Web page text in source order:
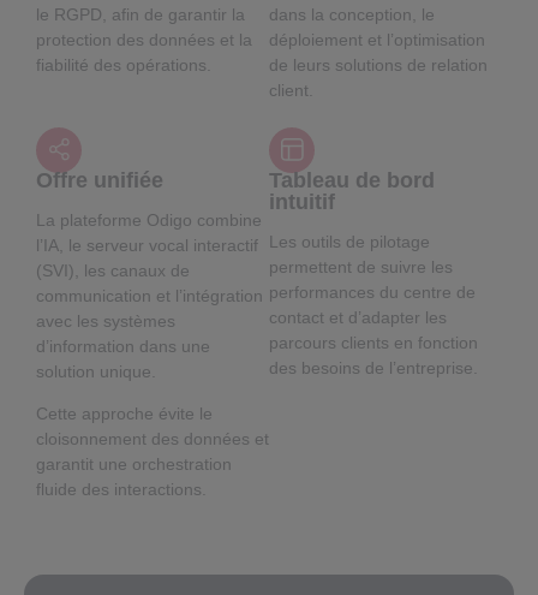
le RGPD, afin de garantir la
protection des données et la
fiabilité des opérations.
dans la conception, le
déploiement et l’optimisation
de leurs solutions de relation
client.
Offre unifiée
La plateforme Odigo combine
l’IA, le serveur vocal interactif
(SVI), les canaux de
communication et l’intégration
avec les systèmes
d’information dans une
solution unique.
Cette approche évite le
cloisonnement des données et
garantit une orchestration
fluide des interactions.
Tableau de bord
intuitif
Les outils de pilotage
permettent de suivre les
performances du centre de
contact et d’adapter les
parcours clients en fonction
des besoins de l’entreprise.